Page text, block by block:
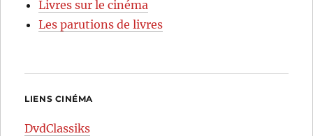
Livres sur le cinéma
Les parutions de livres
LIENS CINÉMA
DvdClassiks